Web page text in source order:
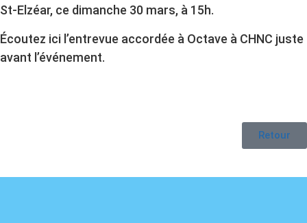
St-Elzéar, ce dimanche 30 mars, à 15h.
Écoutez ici l’entrevue accordée à Octave à CHNC juste
avant l’événement.
Retour